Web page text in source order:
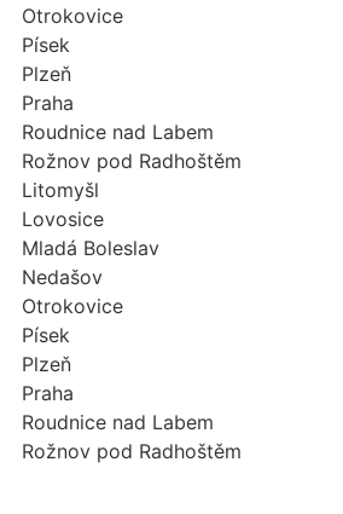
Otrokovice
Písek
Plzeň
Praha
Roudnice nad Labem
Rožnov pod Radhoštěm
Litomyšl
Lovosice
Mladá Boleslav
Nedašov
Otrokovice
Písek
Plzeň
Praha
Roudnice nad Labem
Rožnov pod Radhoštěm